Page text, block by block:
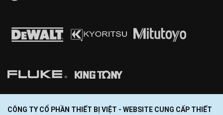
CÔNG TY CỔ PHẦN THIẾT BỊ VIỆT - WEBSITE CUNG CẤP THIẾT